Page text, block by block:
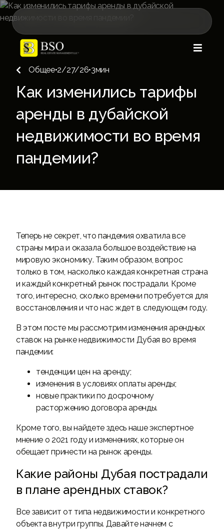

Общее•2/27/26•3мин
Как изменились тарифы
аренды в дубайской
недвижимости во время
пандемии?
Теперь не секрет, что пандемия охватила все
страны мира и оказала большое воздействие на
мировую экономику. Таким образом, вопрос
только в том, насколько каждая конкретная страна
и каждый конкретный рынок пострадали. Кроме
того, интересно, сколько времени потребуется для
восстановления и что нас ждет в следующем году.
В этом посте мы рассмотрим изменения арендных
ставок на рынке недвижимости Дубая во время
пандемии:
тенденции цен на аренду;
изменения в условиях оплаты аренды;
новые практики по досрочному
расторжению договора аренды.
Кроме того, вы найдете здесь наше экспертное
мнение о 2021 году и изменениях, которые он
обещает принести на рынок аренды.
Какие районы Дубая пострадали
в плане арендных ставок?
Все зависит от типа недвижимости и конкретного
объекта внутри группы. Давайте начнем с